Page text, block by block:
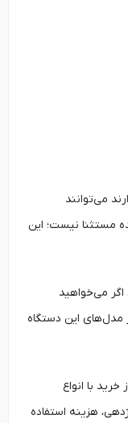
می‌توانند
مستثنا نیست؛ این
می‌خواهید
مدل‌های این دستگاه
با انواع
هزینه استفاده